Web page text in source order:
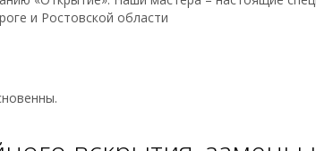
и Ростовской области